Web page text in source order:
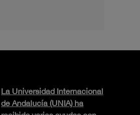
La Universidad Internacional
de Andalucía (UNIA) ha